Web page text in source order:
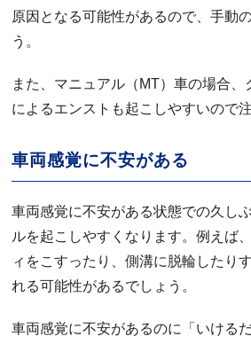
原因となる可能性があるので、手動
う。
また、マニュアル（MT）車の場合、
によるエンストも起こしやすいので
車両感覚に不安がある
車両感覚に不安がある状態での久し
ルを起こしやすくなります。例えば
ィをこすったり、側溝に脱輪したり
れる可能性があるでしょう。
車両感覚に不安があるのに「いける